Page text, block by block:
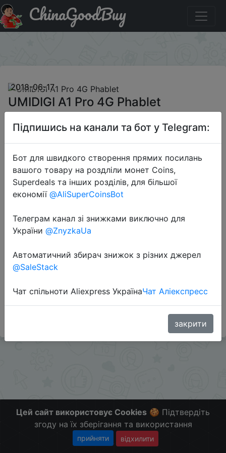
Промокод на знижку 618GBcoupon01 UMIDIGI A1 Pro 4G
Phablet ChinaGoodBuy
2018-06-17
UMIDIGI A1 Pro 4G Phablet
$99.99
Промокод:"618GBcoupon01"
Перейти до магазину
Додаткова інформація відсутня.
каналі:
ZnyzhkaUA
Цей сайт використовує Cookies 🍪 Підтвердіть
згоду на їх зберігання та використання
прийняти відхилити
Підпишись на канали та бот у Telegram:
Бот для швидкого створення прямих посилань
вашого товару на роздліли монет Coins,
Superdeals та інших розділів, для більшої
економії @AliSuperCoinsBot
Телеграм канал зі знижками виключно для
України @ZnyzkaUa
Автоматичний збирач знижок з різних джерел
@SaleStack
Чат спільноти Aliexpress УкраїнаЧат Аліекспресс
закрити